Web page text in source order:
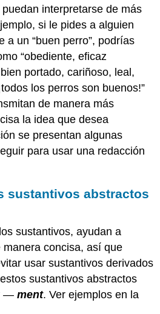
interpretarse de más
si le pides a alguien
a un “buen perro”, podrías
“obediente, eficaz
portado, cariñoso, leal,
los perros son buenos!”
de manera más
la idea que desea
se presentan algunas
para usar una redacción
sustantivos abstractos
sustantivos, ayudan a
concisa, así que
usar sustantivos derivados
sustantivos abstractos
—ment. Ver ejemplos en la